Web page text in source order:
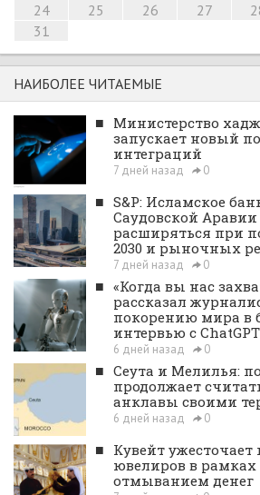
24
25 26 27
31
НАИБОЛЕЕ ЧИТАЕМЫЕ
■ Министерство
запускает новый
интеграций
7 дней назад 0
■ S&P: Исламское
Саудовской
расширяться при
2030 и рыночных
7 дней назад 0
■ «Когда вы нас
рассказал
покорению мира в
интервью с ChatGPT
6 дней назад 0
■ Сеута и Мелилья:
продолжает
анклавы своими
6 дней назад 0
■ Кувейт ужесточает
ювелиров в рамках
отмыванием денег